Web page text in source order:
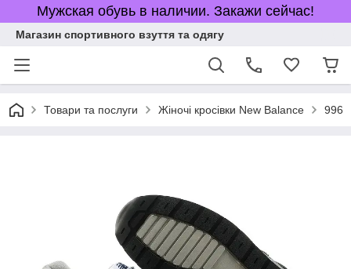
Мужская обувь в наличии. Закажи сейчас!
Магазин спортивного взуття та одягу
Товари та послуги Жіночі кросівки New Balance 996